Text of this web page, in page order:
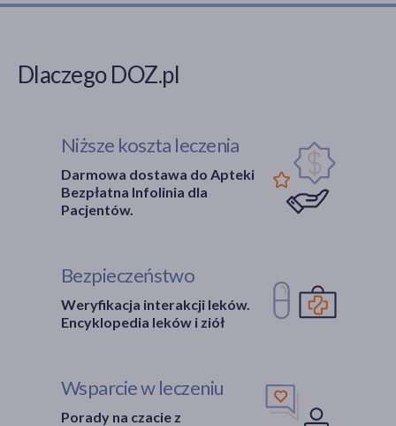
Dlaczego DOZ.pl
Niższe koszta leczenia
Darmowa dostawa do Apteki
Bezpłatna Infolinia dla
Pacjentów.
Bezpieczeństwo
Weryfikacja interakcji leków.
Encyklopedia leków i ziół
Wsparcie w leczeniu
Porady na czacie z